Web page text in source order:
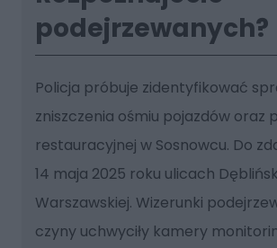
podejrzewanych?
Policja próbuje zidentyfikować
zniszczenia ośmiu pojazdów oraz
restauracyjnej w Sosnowcu. Do
14 maja 2025 roku ulicach
Warszawskiej. Wizerunki
czyny uchwyciły kamery